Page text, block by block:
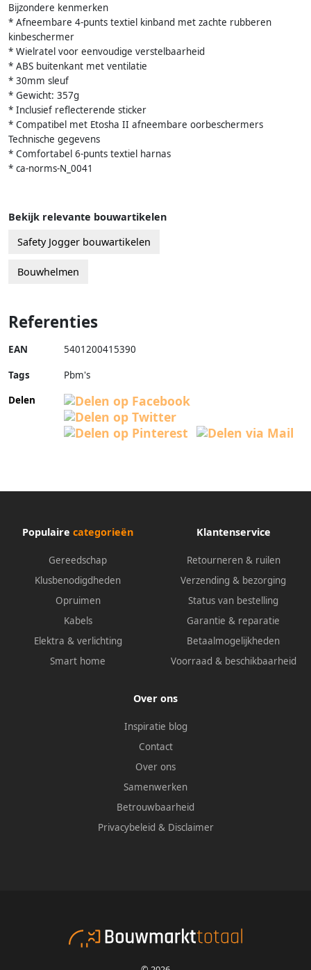
Bijzondere kenmerken
* Afneembare 4-punts textiel kinband met zachte rubberen
kinbeschermer
* Wielratel voor eenvoudige verstelbaarheid
* ABS buitenkant met ventilatie
* 30mm sleuf
* Gewicht: 357g
* Inclusief reflecterende sticker
* Compatibel met Etosha II afneembare oorbeschermers
Technische gegevens
* Comfortabel 6-punts textiel harnas
* ca-norms-N_0041
Bekijk relevante bouwartikelen
Safety Jogger bouwartikelen
Bouwhelmen
Referenties
EAN 5401200415390
Tags
Pbm's
Delen
Populaire categorieën
Gereedschap
Klusbenodigdheden
Opruimen
Kabels
Elektra & verlichting
Smart home
Klantenservice
Retourneren & ruilen
Verzending & bezorging
Status van bestelling
Garantie & reparatie
Betaalmogelijkheden
Voorraad & beschikbaarheid
Over ons
Inspiratie blog
Contact
Over ons
Samenwerken
Betrouwbaarheid
Privacybeleid & Disclaimer